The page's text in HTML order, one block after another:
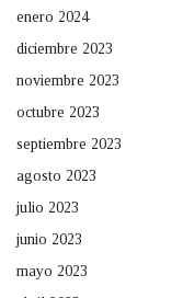
enero 2024
diciembre 2023
noviembre 2023
octubre 2023
septiembre 2023
agosto 2023
julio 2023
junio 2023
mayo 2023